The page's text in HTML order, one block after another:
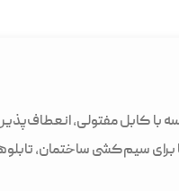
کابل مفتولی،
سیم‌کشی ساختمان،